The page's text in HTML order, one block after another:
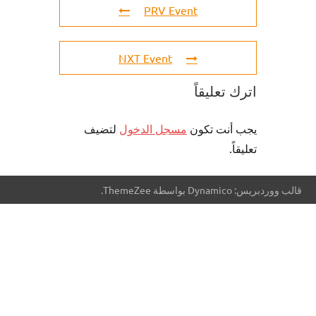
PRV Event
NXT Event
اترك تعليقاً
يجب أنت تكون مسجل الدخول لتضيف
تعليقاً.
قالب ووردبريس: Dynamico بواسطة ThemeZee.